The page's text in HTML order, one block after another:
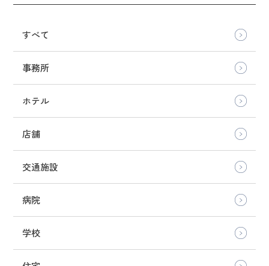
すべて
事務所
ホテル
店舗
交通施設
病院
学校